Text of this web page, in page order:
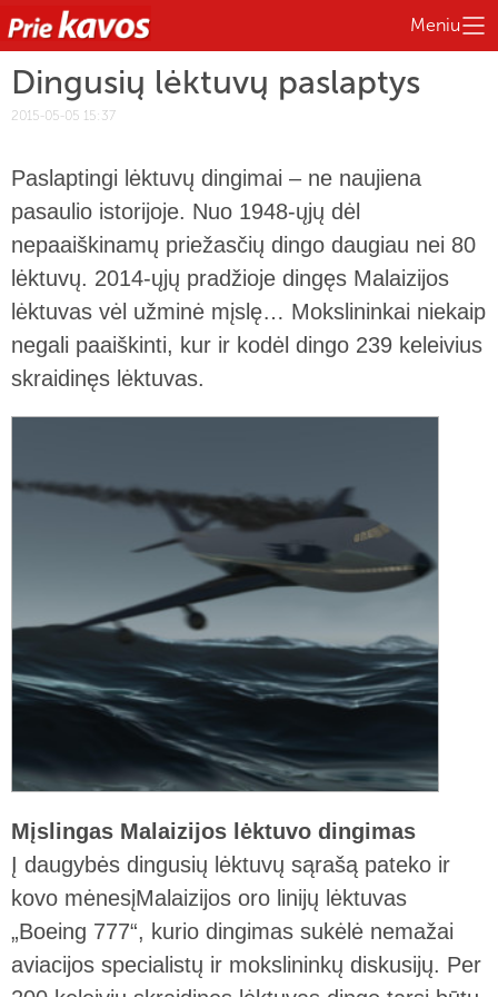
Meniu
Dingusių lėktuvų paslaptys
2015-05-05 15:37
Paslaptingi lėktuvų dingimai – ne naujiena
pasaulio istorijoje. Nuo 1948-ųjų dėl
nepaaiškinamų priežasčių dingo daugiau nei 80
lėktuvų. 2014-ųjų pradžioje dingęs Malaizijos
lėktuvas vėl užminė mįslę… Mokslininkai niekaip
negali paaiškinti, kur ir kodėl dingo 239 keleivius
skraidinęs lėktuvas.
Mįslingas Malaizijos lėktuvo dingimas
Į daugybės dingusių lėktuvų sąrašą pateko ir
kovo mėnesįMalaizijos oro linijų lėktuvas
„Boeing 777“, kurio dingimas sukėlė nemažai
aviacijos specialistų ir mokslininkų diskusijų. Per